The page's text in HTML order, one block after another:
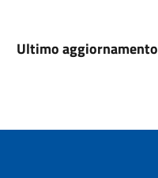
Ultimo aggiornamento